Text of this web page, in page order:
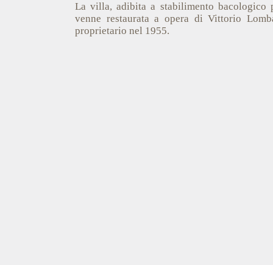
La villa, adibita a stabilimento bacologico
venne restaurata a opera di Vittorio
proprietario nel 1955.